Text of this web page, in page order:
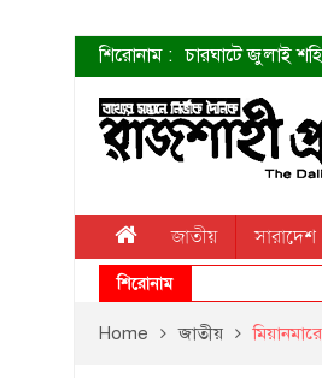
শিরোনাম : চারঘাটে জুলাই
শহীদদের
ত্বক ভালো রাখতে
জুলাই স্মৃতি
শাহরুখের নতুন
কোয়ার্টার
ডেনিস লিয়ামিন
জুলাই শহিদদের
জাতীয় সারাদেশ
শিরোনাম
Home জাতীয়